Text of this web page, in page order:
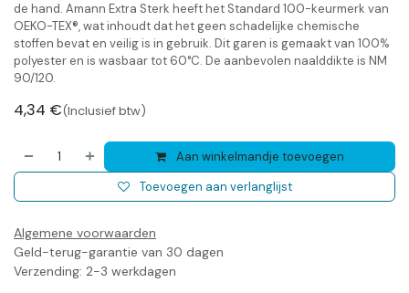
de hand. Amann Extra Sterk heeft het Standard 100-keurmerk van
OEKO-TEX®, wat inhoudt dat het geen schadelijke chemische
stoffen bevat en veilig is in gebruik. Dit garen is gemaakt van 100%
polyester en is wasbaar tot 60°C. De aanbevolen naalddikte is NM
90/120.
4,34 €(Inclusief btw)
Aan winkelmandje toevoegen
Toevoegen aan verlanglijst
Algemene voorwaarden
Geld-terug-garantie van 30 dagen
Verzending: 2-3 werkdagen